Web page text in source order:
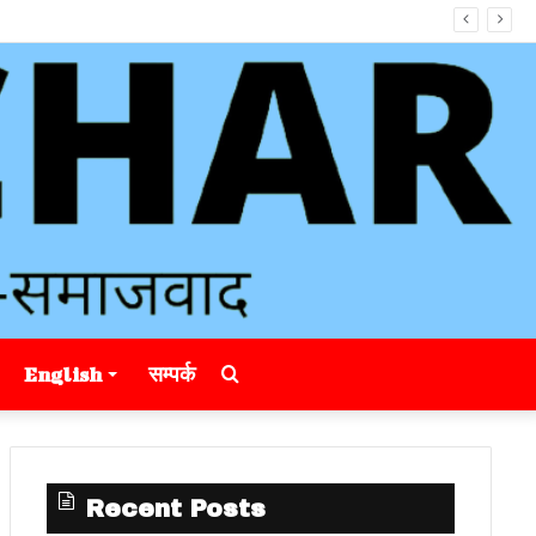
English सम्पर्क Search
for
Recent Posts